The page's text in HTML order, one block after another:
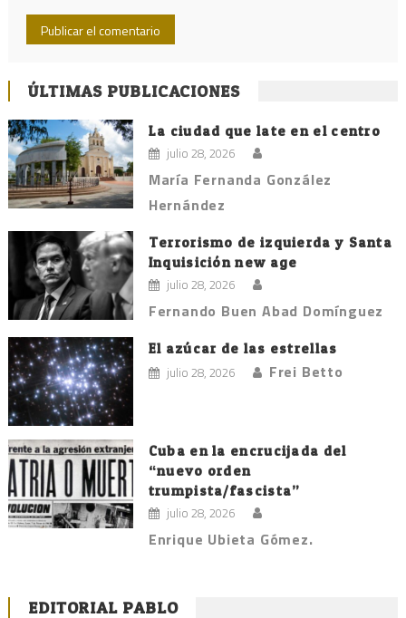
ÚLTIMAS PUBLICACIONES
La ciudad que late en el centro
julio 28, 2026
María Fernanda González
Hernández
Terrorismo de izquierda y Santa
Inquisición new age
julio 28, 2026
Fernando Buen Abad Domínguez
El azúcar de las estrellas
julio 28, 2026 Frei Betto
Cuba en la encrucijada del
“nuevo orden
trumpista/fascista”
julio 28, 2026
Enrique Ubieta Gómez.
EDITORIAL PABLO